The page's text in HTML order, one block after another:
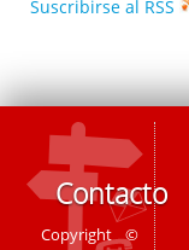
Suscribirse al RSS
Contacto
Copyright ©